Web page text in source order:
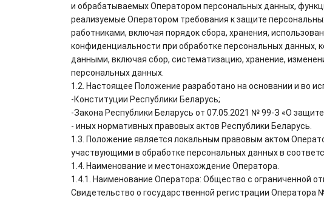
и обрабатываемых Оператором персональных данных,
реализуемые Оператором требования к защите
работниками, включая порядок сбора, хранения,
конфиденциальности при обработке персональных
данными, включая сбор, систематизацию, хранение,
персональных данных.
1.2. Настоящее Положение разработано на основании и во
-Конституции Республики Беларусь;
-Закона Республики Беларусь от 07.05.2021 № 99-З «О
- иных нормативных правовых актов Республики Беларусь.
1.3. Положение является локальным правовым актом
участвующими в обработке персональных данных в
1.4. Наименование и местонахождение Оператора.
1.4.1. Наименование Оператора: Общество с ограниченной
Свидетельство о государственной регистрации